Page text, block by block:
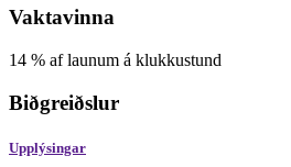
Vaktavinna
14 % af launum á klukkustund
Biðgreiðslur
Upplýsingar